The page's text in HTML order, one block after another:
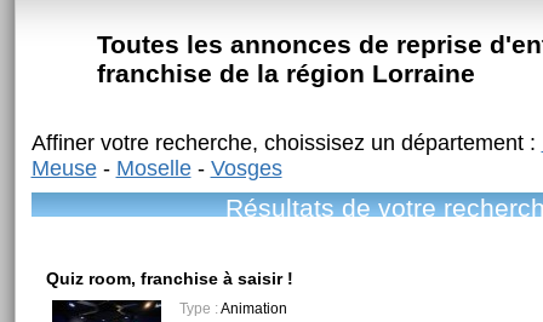
Toutes les annonces de reprise
franchise de la région Lorraine
Affiner votre recherche, choissisez un département :
Meuse- Moselle- Vosges
Résultats de votre
Quiz room, franchise à saisir !
Type :Animation